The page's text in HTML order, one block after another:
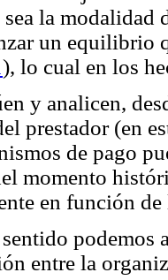
la modalidad
un equilibrio
), lo cual en los
y analicen,
prestador (en
de pago
momento
en función
podemos
entre la